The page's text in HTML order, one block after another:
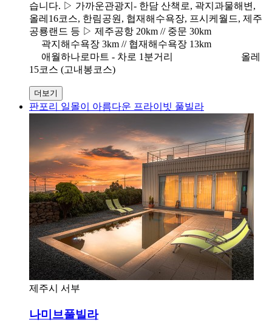
습니다. ▷ 가까운관광지- 한담 산책로, 곽지과물해변,
올레16코스, 한림공원, 협재해수욕장, 프시케월드, 제주
공룡랜드 등 ▷ 제주공항 20km // 중문 30km
곽지해수욕장 3km // 협재해수욕장 13km
애월하나로마트 - 차로 1분거리 올레
15코스 (고내봉코스)
더보기
판포리 일몰이 아름다운 프라이빗 풀빌라
제주시 서부
나미브풀빌라